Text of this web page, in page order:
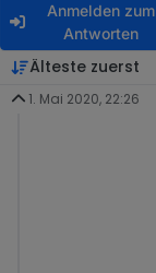
Anmelden zum
Antworten
Älteste zuerst
1. Mai 2020, 22:26